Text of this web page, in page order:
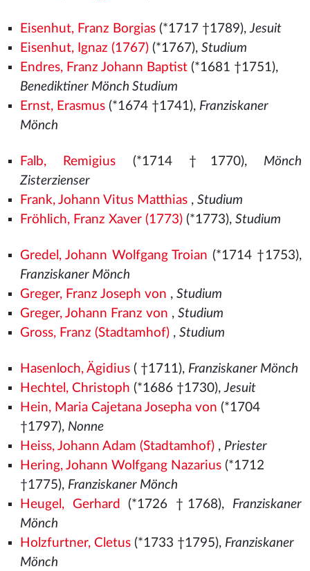
Eisenhut, Franz Borgias(*1717 †1789),Jesuit
Eisenhut, Ignaz (1767)(*1767), Studium
Endres, Franz Johann Baptist(*1681 †1751),
Benediktiner Mönch Studium
Ernst, Erasmus(*1674 †1741), Franziskaner
Mönch
Falb, Remigius (*1714 †1770), Mönch
Zisterzienser
Frank, Johann Vitus Matthias, Studium
Fröhlich, Franz Xaver (1773)(*1773), Studium
Gredel, Johann Wolfgang Troian (*1714 †1753),
Franziskaner Mönch
Greger, Franz Joseph von , Studium
Greger, Johann Franz von , Studium
Gross, Franz (Stadtamhof), Studium
Hasenloch, Ägidius( †1711), Franziskaner Mönch
Hechtel, Christoph (*1686 †1730),Jesuit
Hein, Maria Cajetana Josepha von (*1704
†1797), Nonne
Heiss, Johann Adam (Stadtamhof), Priester
Hering, Johann Wolfgang Nazarius(*1712
†1775), Franziskaner Mönch
Heugel, Gerhard
(*1726 †1768), Franziskaner
Mönch
Holzfurtner, Cletus(*1733 †1795), Franziskaner
Mönch